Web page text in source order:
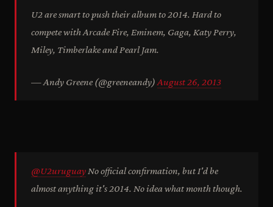
U2 are smart to push their album to 2014. Hard to
compete with Arcade Fire, Eminem, Gaga, Katy Perry,
Miley, Timberlake and Pearl Jam.
— Andy Greene (@greeneandy)August 26, 2013
@U2uruguayNo official confirmation, but I'd be
almost anything it's 2014. No idea what month though.